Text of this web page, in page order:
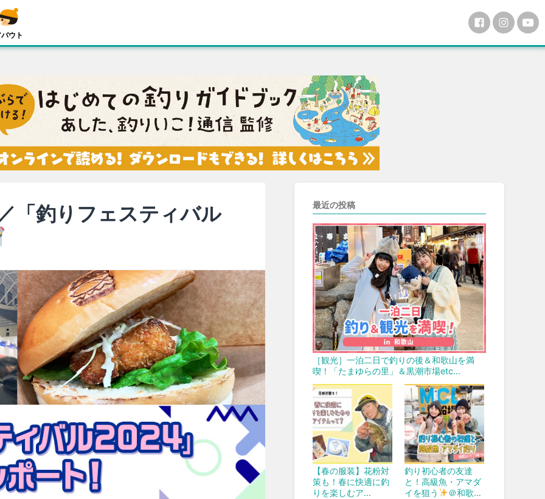
ウト
「釣りフェスティバル 最近の投稿
［観光］一泊二日で釣りの後＆和歌山を満
喫！「たまゆらの里」＆黒潮市場etc…
【春の服装】花粉対
策も！春に快適に釣
りを楽しむア…
釣り初心者の友達
と！高級魚・アマダ
イを狙う
＠和歌…